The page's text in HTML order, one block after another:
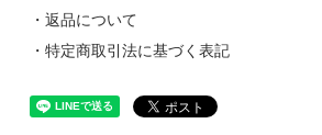
・返品について
・特定商取引法に基づく表記